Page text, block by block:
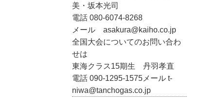
美・坂本光司
電話 080-6074-8268
メール asakura@kaiho.co.jp
全国大会についてのお問い合わ
せは
東海クラス15期生 丹羽孝直
電話 090-1295-1575メール t-
niwa@tanchogas.co.jp